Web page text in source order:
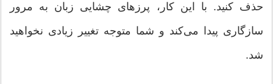
حذف کنید. با این کار، پرزهای چشایی زبان به مرور
سازگاری پیدا می‌کند و شما متوجه تغییر زیادی نخواهید
شد.